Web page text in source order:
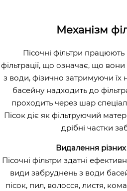
Механізм
Пісочні фільтри працюють
фільтрації, що означає, що
з води, фізично затримуючи їх
басейну надходить до
проходить через шар
Пісок діє як фільтруючий
дрібні частки
Видалення
Пісочні фільтри здатні
види забруднень з води
пісок, пил, волосся, листя,